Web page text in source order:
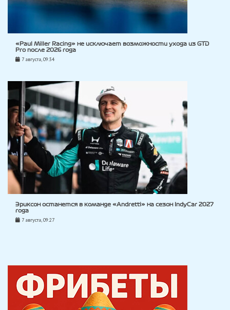
«Paul Miller Racing» не исключает возможности ухода из GTD
Pro после 2026 года
7 августа, 09:34
Эриксон останется в команде «Andretti» на сезон IndyCar 2027
года
7 августа, 09:27